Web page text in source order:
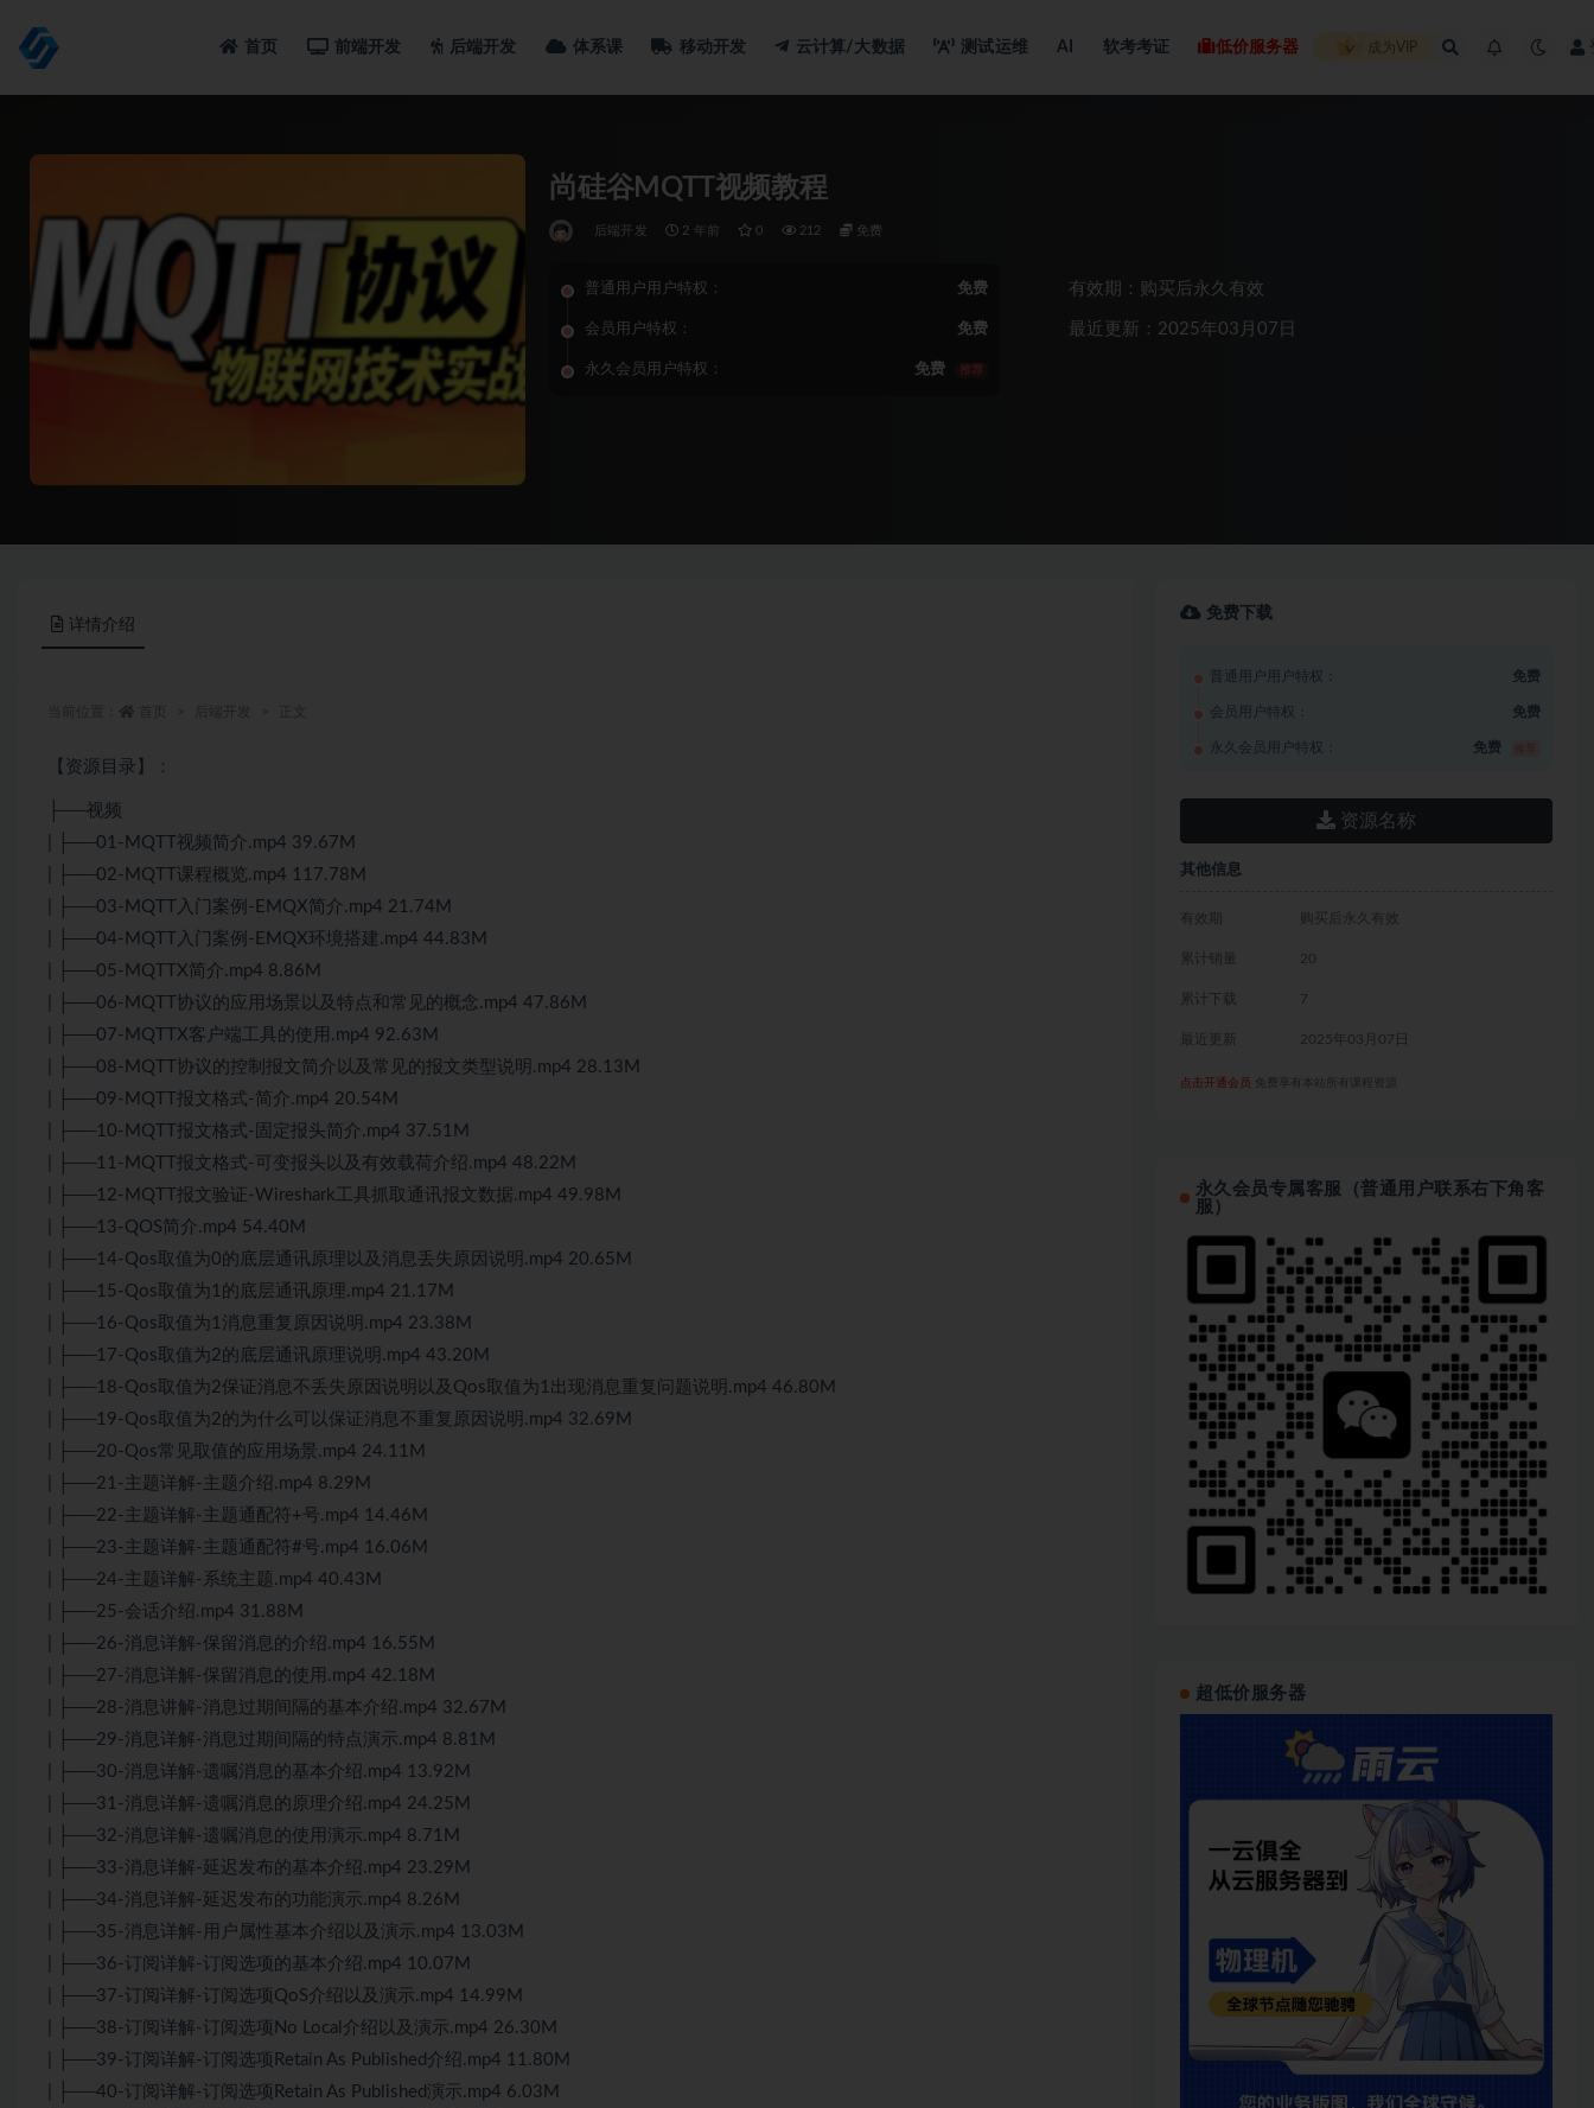
首页 前端开发 后端开发 体系课 移动开发 云计算/大数据 测试运维 AI 软考考证 低价服务器 成为VIP
尚硅谷MQTT视频教程
后端开发 2 年前 0 212 免费
普通用户用户特权： 免费
会员用户特权： 免费
永久会员用户特权： 免费 推荐
有效期：购买后永久有效
最近更新：2025年03月07日
详情介绍
【资源目录】：
├──视频
| ├──01-MQTT视频简介.mp4 39.67M
| ├──02-MQTT课程概览.mp4 117.78M
| ├──03-MQTT入门案例-EMQX简介.mp4 21.74M
| ├──04-MQTT入门案例-EMQX环境搭建.mp4 44.83M
| ├──05-MQTTX简介.mp4 8.86M
| ├──06-MQTT协议的应用场景以及特点和常见的概念.mp4 47.86M
| ├──07-MQTTX客户端工具的使用.mp4 92.63M
| ├──08-MQTT协议的控制报文简介以及常见的报文类型说明.mp4 28.13M
| ├──09-MQTT报文格式-简介.mp4 20.54M
| ├──10-MQTT报文格式-固定报头简介.mp4 37.51M
| ├──11-MQTT报文格式-可变报头以及有效载荷介绍.mp4 48.22M
| ├──12-MQTT报文验证-Wireshark工具抓取通讯报文数据.mp4 49.98M
| ├──13-QOS简介.mp4 54.40M
| ├──14-Qos取值为0的底层通讯原理以及消息丢失原因说明.mp4 20.65M
| ├──15-Qos取值为1的底层通讯原理.mp4 21.17M
| ├──16-Qos取值为1消息重复原因说明.mp4 23.38M
| ├──17-Qos取值为2的底层通讯原理说明.mp4 43.20M
| ├──18-Qos取值为2保证消息不丢失原因说明以及Qos取值为1出现消息重复问题说明.mp4 46.80M
| ├──19-Qos取值为2的为什么可以保证消息不重复原因说明.mp4 32.69M
| ├──20-Qos常见取值的应用场景.mp4 24.11M
| ├──21-主题详解-主题介绍.mp4 8.29M
| ├──22-主题详解-主题通配符+号.mp4 14.46M
| ├──23-主题详解-主题通配符#号.mp4 16.06M
| ├──24-主题详解-系统主题.mp4 40.43M
| ├──25-会话介绍.mp4 31.88M
| ├──26-消息详解-保留消息的介绍.mp4 16.55M
| ├──27-消息详解-保留消息的使用.mp4 42.18M
| ├──28-消息讲解-消息过期间隔的基本介绍.mp4 32.67M
| ├──29-消息详解-消息过期间隔的特点演示.mp4 8.81M
| ├──30-消息详解-遗嘱消息的基本介绍.mp4 13.92M
| ├──31-消息详解-遗嘱消息的原理介绍.mp4 24.25M
| ├──32-消息详解-遗嘱消息的使用演示.mp4 8.71M
| ├──33-消息详解-延迟发布的基本介绍.mp4 23.29M
| ├──34-消息详解-延迟发布的功能演示.mp4 8.26M
| ├──35-消息详解-用户属性基本介绍以及演示.mp4 13.03M
| ├──36-订阅详解-订阅选项的基本介绍.mp4 10.07M
| ├──37-订阅详解-订阅选项QoS介绍以及演示.mp4 14.99M
| ├──38-订阅详解-订阅选项No Local介绍以及演示.mp4 26.30M
| ├──39-订阅详解-订阅选项Retain As Published介绍.mp4 11.80M
| ├──40-订阅详解-订阅选项Retain As Published演示.mp4 6.03M
免费下载
普通用户用户特权： 免费
会员用户特权： 免费
永久会员用户特权： 免费
资源名称
其他信息
有效期 购买后永久有效
累计销量 20
累计下载 7
最近更新 2025年03月07日
点击开通会员 免费享有本站所有课程资源
永久会员专属客服（普通用户联系右下角客
服）
超低价服务器